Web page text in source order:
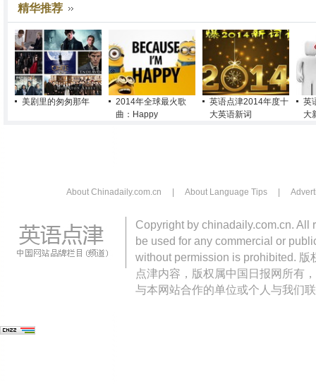
精华推荐
美剧里的匆匆那年
2014年全球最火歌
曲：Happy
英语点津2014年度十
大英语新词
英
大
About Chinadaily.com.cn About Language Tips
Copyright by chinadaily.com.cn. All
be used for any commercial or
without permission is prohibited.
点津内容，版权属中国日报网所有
与本网站合作的单位或个人与我们